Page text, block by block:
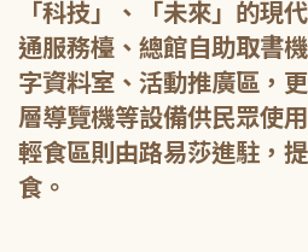
「科技」、「未來」的現
通服務檯、總館自助取書
字資料室、活動推廣區，
層導覽機等設備供民眾使用
輕食區則由路易莎進駐，
食。